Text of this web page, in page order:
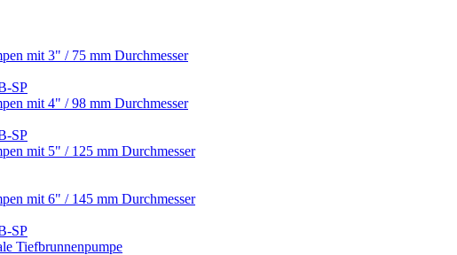
mit 3" / 75 mm Durchmesser
SP
mit 4" / 98 mm Durchmesser
SP
mit 5" / 125 mm Durchmesser
mit 6" / 145 mm Durchmesser
SP
Tiefbrunnenpumpe